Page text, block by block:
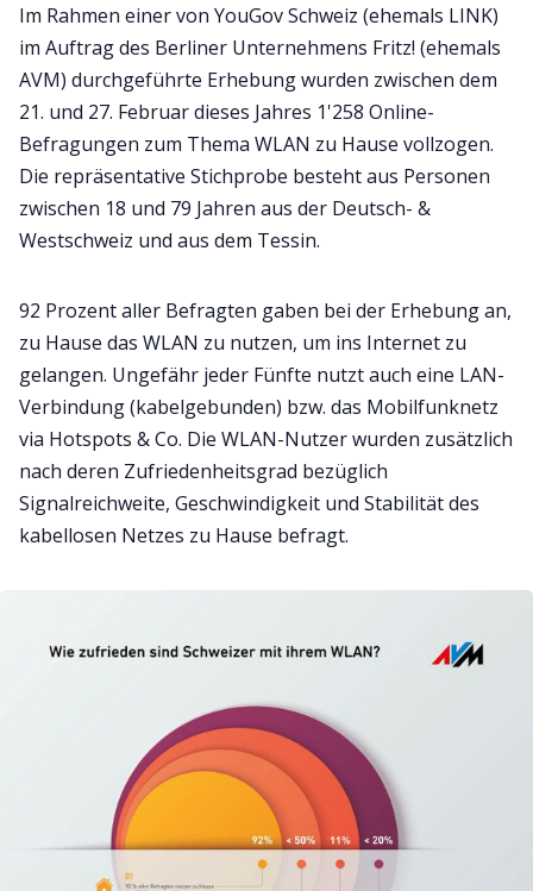
Im Rahmen einer von YouGov Schweiz (ehemals LINK)
im Auftrag des Berliner Unternehmens Fritz! (ehemals
AVM) durchgeführte Erhebung wurden zwischen dem
21. und 27. Februar dieses Jahres 1'258 Online-
Befragungen zum Thema WLAN zu Hause vollzogen.
Die repräsentative Stichprobe besteht aus Personen
zwischen 18 und 79 Jahren aus der Deutsch- &
Westschweiz und aus dem Tessin.
92 Prozent aller Befragten gaben bei der Erhebung an,
zu Hause das WLAN zu nutzen, um ins Internet zu
gelangen. Ungefähr jeder Fünfte nutzt auch eine LAN-
Verbindung (kabelgebunden) bzw. das Mobilfunknetz
via Hotspots & Co. Die WLAN-Nutzer wurden zusätzlich
nach deren Zufriedenheitsgrad bezüglich
Signalreichweite, Geschwindigkeit und Stabilität des
kabellosen Netzes zu Hause befragt.